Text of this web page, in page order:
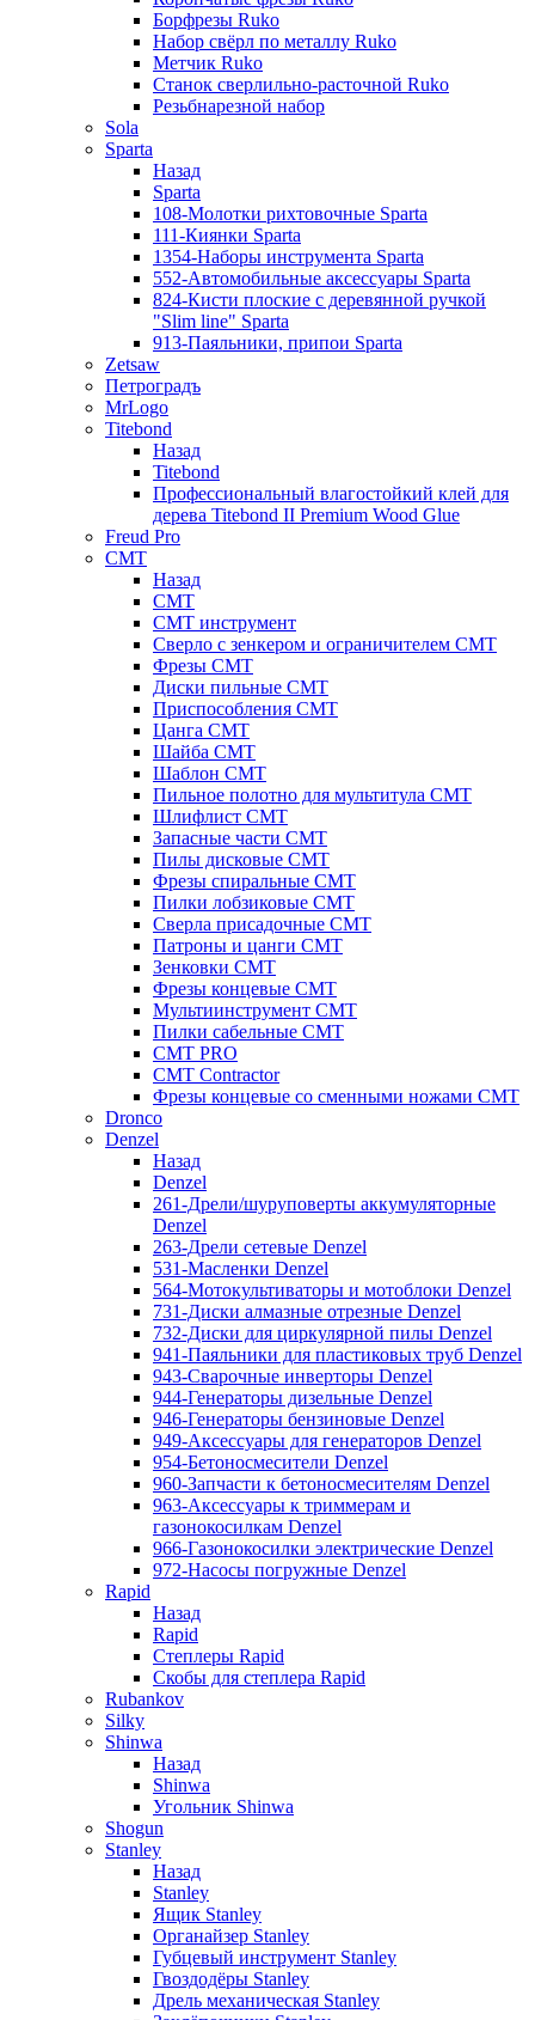
Борфрезы Ruko
Набор свёрл по металлу Ruko
Метчик Ruko
Станок сверлильно-расточной Ruko
Резьбнарезной набор
Sola
Sparta
Назад
Sparta
108-Молотки рихтовочные Sparta
111-Киянки Sparta
1354-Наборы инструмента Sparta
552-Автомобильные аксессуары Sparta
824-Кисти плоские с деревянной ручкой
"Slim line" Sparta
913-Паяльники, припои Sparta
Zetsaw
Петроградъ
MrLogo
Titebond
Назад
Titebond
Профессиональный влагостойкий клей для
дерева Titebond II Premium Wood Glue
Freud Pro
CMT
Назад
CMT
CMT инструмент
Сверло с зенкером и ограничителем CMT
Фрезы CMT
Диски пильные CMT
Приспособления СМТ
Цанга CMT
Шайба CMT
Шаблон CMT
Пильное полотно для мультитула CMT
Шлифлист CMT
Запасные части CMT
Пилы дисковые CMT
Фрезы спиральные CMT
Пилки лобзиковые СМТ
Сверла присадочные СМТ
Патроны и цанги CMT
Зенковки СМТ
Фрезы концевые CMT
Мультиинструмент СМТ
Пилки сабельные СМТ
CMT PRO
CMT Contractor
Фрезы концевые со сменными ножами CMT
Dronco
Denzel
Назад
Denzel
261-Дрели/шуруповерты аккумуляторные
Denzel
263-Дрели сетевые Denzel
531-Масленки Denzel
564-Мотокультиваторы и мотоблоки Denzel
731-Диски алмазные отрезные Denzel
732-Диски для циркулярной пилы Denzel
941-Паяльники для пластиковых труб Denzel
943-Сварочные инверторы Denzel
944-Генераторы дизельные Denzel
946-Генераторы бензиновые Denzel
949-Аксессуары для генераторов Denzel
954-Бетоносмесители Denzel
960-Запчасти к бетоносмесителям Denzel
963-Аксессуары к триммерам и
газонокосилкам Denzel
966-Газонокосилки электрические Denzel
972-Насосы погружные Denzel
Rapid
Назад
Rapid
Степлеры Rapid
Скобы для cтеплера Rapid
Rubankov
Silky
Shinwa
Назад
Shinwa
Угольник Shinwa
Shogun
Stanley
Назад
Stanley
Ящик Stanley
Органайзер Stanley
Губцевый инструмент Stanley
Гвоздодёры Stanley
Дрель механическая Stanley